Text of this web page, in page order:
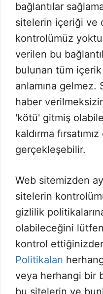
bağlantılar
sitelerin içeriği ve
kontrolümüz
verilen bu
bulunan tüm
anlamına
haber
'kötü' gitmiş
kaldırma
gerçekleşebilir.
Web sitemizden
sitelerin
gizlilik
olabileceğini
kontrol
Politikaları
veya herhangi bir
bu sitelerin ve